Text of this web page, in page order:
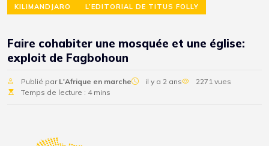
KILIMANDJARO L’EDITORIAL DE TITUS FOLLY
Faire cohabiter une mosquée et une église:
exploit de Fagbohoun
Publié par L'Afrique en marche il y a 2 ans
2271 vues
Temps de lecture : 4 mins